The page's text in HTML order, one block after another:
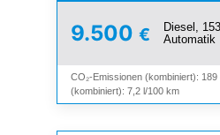
9.500 €
Diesel,
Automatik
CO₂-Emissionen (kombiniert):
(kombiniert): 7,2 l/100 km